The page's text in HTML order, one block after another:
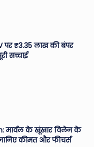
पर ₹3.35 लाख की बंपर
सच्चाई
मार्वल के खूंखार विलेन के
कीमत और फीचर्स